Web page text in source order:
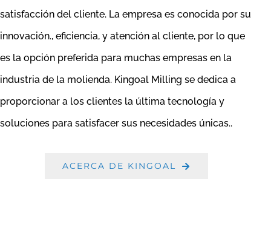
satisfacción del cliente. La empresa es conocida por su
innovación., eficiencia, y atención al cliente, por lo que
es la opción preferida para muchas empresas en la
industria de la molienda. Kingoal Milling se dedica a
proporcionar a los clientes la última tecnología y
soluciones para satisfacer sus necesidades únicas..
ACERCA DE KINGOAL